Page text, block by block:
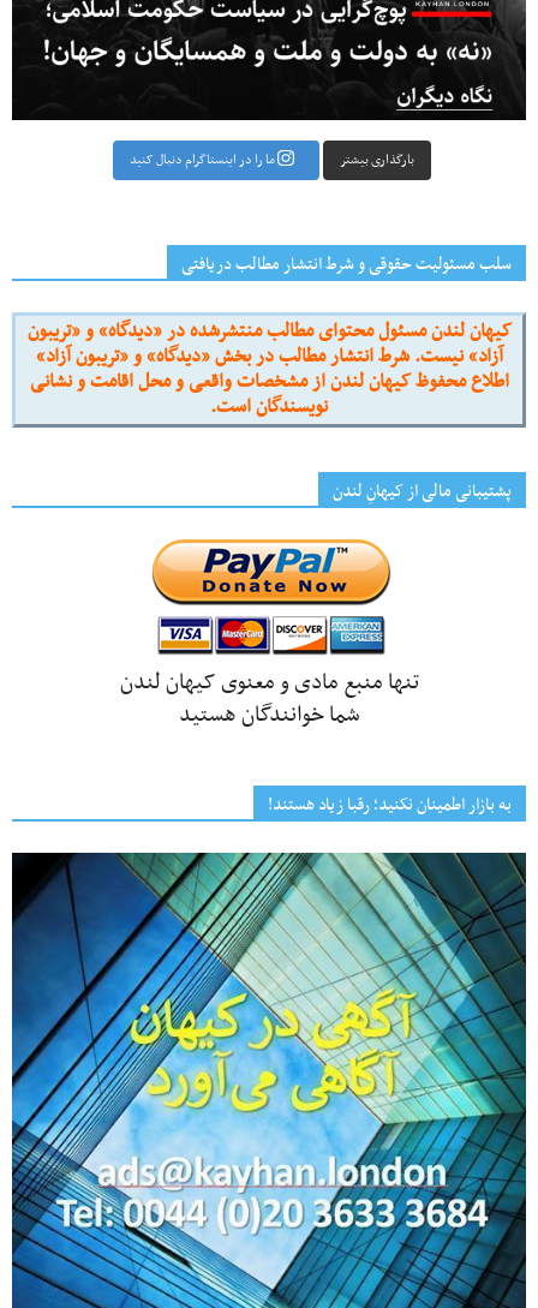
بارگذاری بیشتر ما را در اینستاگرام دنبال کنید
سلب مسئولیت حقوقی و شرط انتشار مطالب دریافتی
کیهان لندن مسئول محتوای مطالب منتشرشده در «دیدگاه» و «تریبون
آزاد» نیست. شرط انتشار مطالب در بخش «دیدگاه» و «تریبون آزاد»
اطلاع محفوظ کیهان لندن از مشخصات واقعی و محل اقامت و نشانی
نویسندگان است.
پشتیبانی مالی از کیهانِ لندن
تنها منبع مادی و معنوی کیهان لندن
شما خوانندگان هستید
به بازار اطمینان نکنید؛ رقبا زیاد هستند!